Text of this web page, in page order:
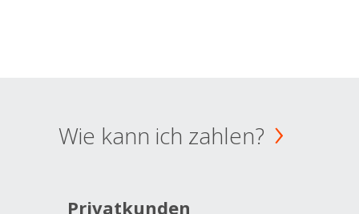
Wie kann ich zahlen?
Privatkunden